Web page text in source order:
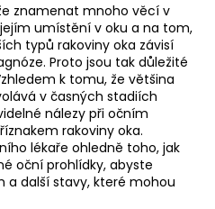
znamenat mnoho věcí v
umístění v oku a na tom,
typů rakoviny oka závisí
Proto jsou tak důležité
k tomu, že většina
v časných stadiích
nálezy při očním
rakoviny oka.
lékaře ohledně toho, jak
oční prohlídky, abyste
a další stavy, které mohou